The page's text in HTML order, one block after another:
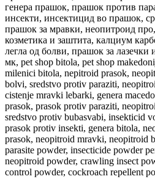
генера прашок, прашок против
инсекти, инсектицид во прашок,
прашок за мравки, неопитроид
козметика и заштита, калциум
легла од болви, прашок за лазечки
мк, pet shop bitola, pet shop
milenici bitola, nepitroid prasok,
bolvi, sredstvo protiv paraziti,
cistenje mravki lebarki, genera
prasok, prasok protiv paraziti,
sredstvo protiv bubasvabi, insekticid
prasok protiv insekti, genera bitola,
prasok, neopitroid mravki, neopitroid
parasite powder, insecticide powder
neopitroid powder, crawling insect
control powder, cockroach repellent